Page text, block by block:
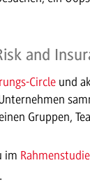
and
Circle und
Gruppen,
im